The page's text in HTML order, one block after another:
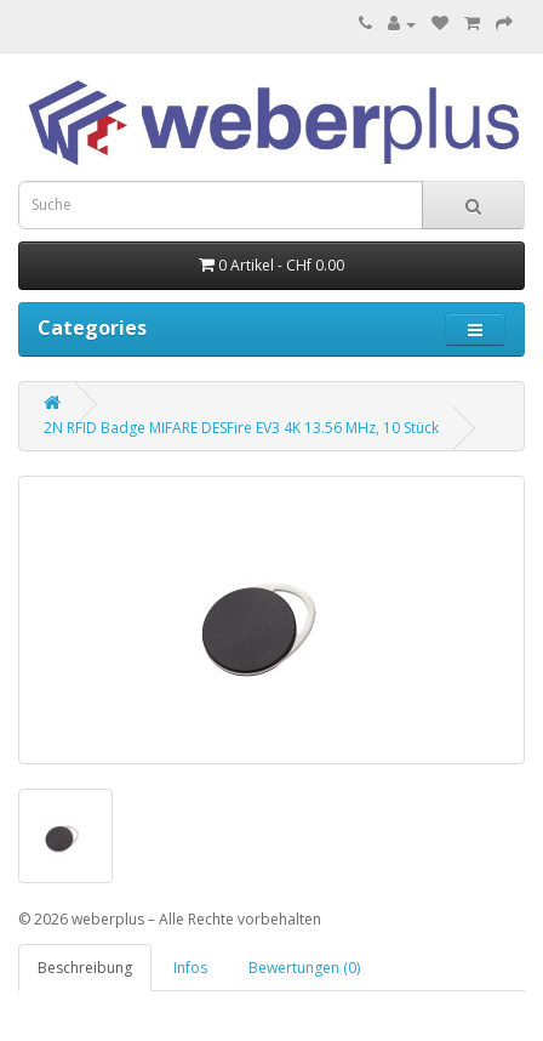
0 Artikel - CHf 0.00
Categories
2N RFID Badge MIFARE DESFire EV3 4K 13.56 MHz, 10 Stück
© 2026 weberplus – Alle Rechte vorbehalten
Beschreibung Infos Bewertungen (0)